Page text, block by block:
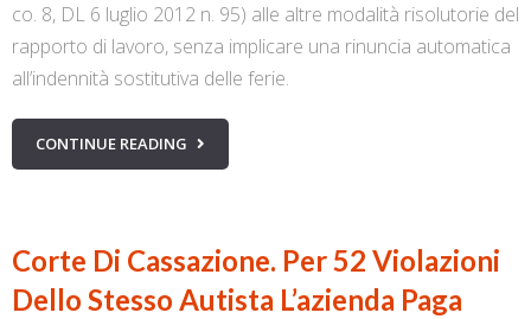
co. 8, DL 6 luglio 2012 n. 95) alle altre modalità risolutorie del
rapporto di lavoro, senza implicare una rinuncia automatica
all’indennità sostitutiva delle ferie.
CONTINUE READING
Corte Di Cassazione. Per 52 Violazioni
Dello Stesso Autista L’azienda Paga